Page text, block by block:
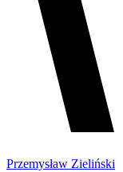
Przemysław Zieliński